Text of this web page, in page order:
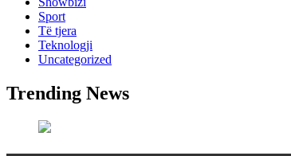
Sport
Të tjera
Teknologji
Uncategorized
Trending News